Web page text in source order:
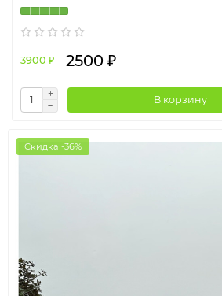
3900 ₽ 2500 ₽
В корзину
Скидка -36%